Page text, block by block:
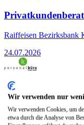
Raiffeisen Bezirksbank
24.07.2026
02.05.2026
Lagermitarbeiter
Wir verwenden nur
Wir verwenden Cookies, um
etwa durch die Analyse von